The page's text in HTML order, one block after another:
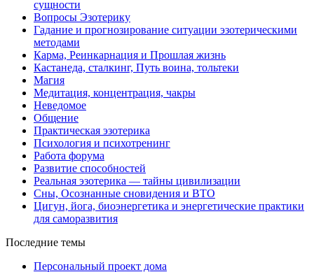
сущности
Вопросы Эзотерику
Гадание и прогнозирование ситуации эзотерическими
методами
Карма, Реинкарнация и Прошлая жизнь
Кастанеда, сталкинг, Путь воина, тольтеки
Магия
Медитация, концентрация, чакры
Неведомое
Общение
Практическая эзотерика
Психология и психотренинг
Работа форума
Развитие способностей
Реальная эзотерика — тайны цивилизации
Сны, Осознанные сновидения и ВТО
Цигун, йога, биоэнергетика и энергетические практики
для саморазвития
Последние темы
Персональный проект дома